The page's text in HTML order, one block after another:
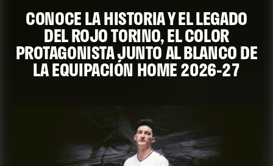
CONOCE LA HISTORIA Y EL LEGADO
DEL ROJO TORINO, EL COLOR
PROTAGONISTA JUNTO AL BLANCO DE
LA EQUIPACIÓN HOME 2026-27